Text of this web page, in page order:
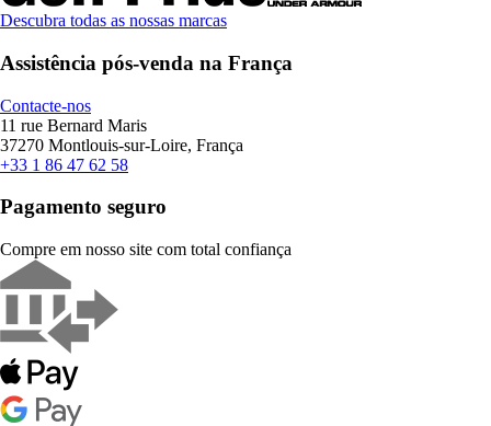
Descubra todas as nossas marcas
Assistência pós-venda na França
Contacte-nos
11 rue Bernard Maris
37270 Montlouis-sur-Loire, França
+33 1 86 47 62 58
Pagamento seguro
Compre em nosso site com total confiança